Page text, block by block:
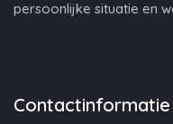
persoonlijke situatie en
Contactinformatie